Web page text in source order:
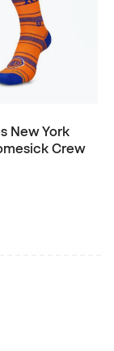
New York
Crew